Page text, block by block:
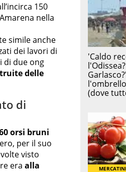
150
nella
simile anche
dei lavori di
di due ong
delle
di
orsi bruni
per il suo
visto
era alla